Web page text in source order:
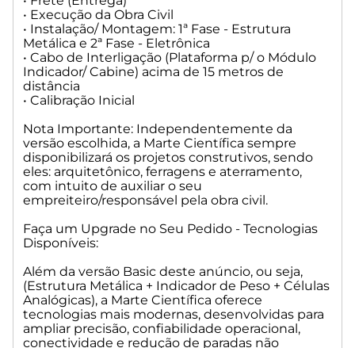
Indicação: Empresas que desejam sair do analógico,
minimizar variabilidades e aumentar confiabilidade,
mantendo ótimo custo.
Balança Rodoviária Premium I: Tecnologia totalmente
digital, com precisão, diagnóstico e confiabilidade.
Como funciona:
• Células de carga 100% digitais com comunicação ponto a
ponto (sem caixa de junção);
• Indicador gráfico de alta performance com diagnóstico
individual por célula;
• Integração com Software Indicador de Pesagem para
controle avançado da operação.
Benefícios:
• Precisão superior, ideal para ambientes críticos;
• Integração facilitada com ERPs, automações e sistemas
corporativos;
• Diagnóstico avançado que reduz tempo de manutenção e
• Execução da Obra Civil
• Instalação/ Montagem: 1ª Fase - Estrutura
Metálica e 2ª Fase - Eletrônica
• Cabo de Interligação (Plataforma p/ o Módulo
Indicador/ Cabine) acima de 15 metros de
distância
• Calibração Inicial
Nota Importante: Independentemente da
versão escolhida, a Marte Científica sempre
disponibilizará os projetos construtivos, sendo
eles: arquitetônico, ferragens e aterramento,
com intuito de auxiliar o seu
empreiteiro/responsável pela obra civil.
Faça um Upgrade no Seu Pedido - Tecnologias
Disponíveis:
Além da versão Basic deste anúncio, ou seja,
(Estrutura Metálica + Indicador de Peso + Células
Analógicas), a Marte Científica oferece
tecnologias mais modernas, desenvolvidas para
ampliar precisão, confiabilidade operacional,
conectividade e redução de paradas não